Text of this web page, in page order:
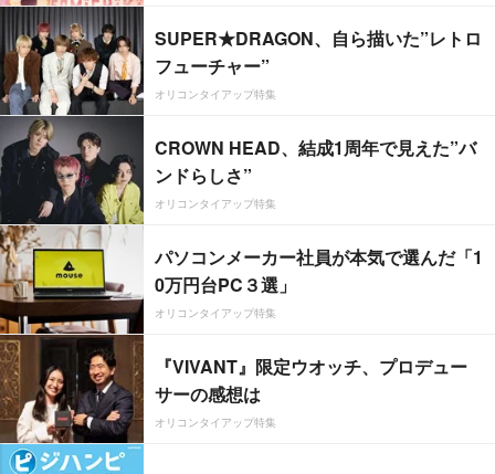
SUPER★DRAGON、自ら描いた”レトロ
フューチャー”
オリコンタイアップ特集
CROWN HEAD、結成1周年で見えた”バ
ンドらしさ”
オリコンタイアップ特集
パソコンメーカー社員が本気で選んだ「1
0万円台PC３選」
オリコンタイアップ特集
『VIVANT』限定ウオッチ、プロデュー
サーの感想は
オリコンタイアップ特集